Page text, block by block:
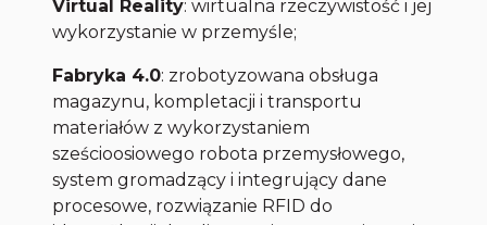
Virtual Reality: wirtualna rzeczywistość i jej
wykorzystanie w przemyśle;
Fabryka 4.0: zrobotyzowana obsługa
magazynu, kompletacji i transportu
materiałów z wykorzystaniem
sześcioosiowego robota przemysłowego,
system gromadzący i integrujący dane
procesowe, rozwiązanie RFID do